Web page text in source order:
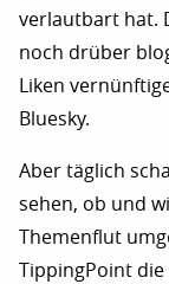
verlautbart hat.
noch drüber
Liken
Bluesky.
Aber täglich
sehen, ob und
Themenflut
TippingPoint die